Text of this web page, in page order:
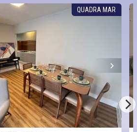
QUADRA MAR